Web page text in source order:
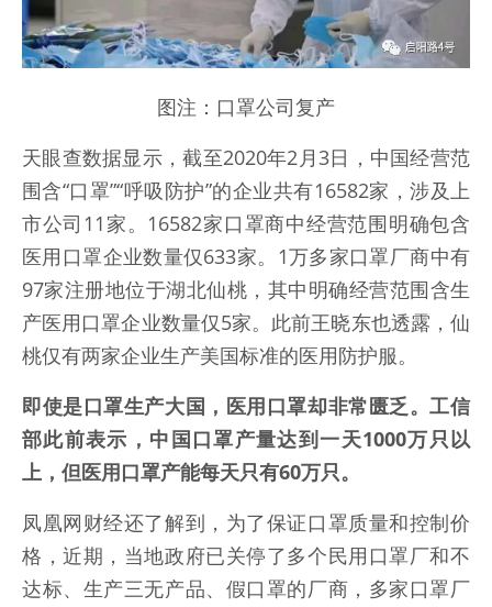
图注：口罩公司复产
天眼查数据显示，截至2020年2月3日，中国经营范
围含“口罩”“呼吸防护”的企业共有16582家，涉及上
市公司11家。16582家口罩商中经营范围明确包含
医用口罩企业数量仅633家。1万多家口罩厂商中有
97家注册地位于湖北仙桃，其中明确经营范围含生
产医用口罩企业数量仅5家。此前王晓东也透露，仙
桃仅有两家企业生产美国标准的医用防护服。
即使是口罩生产大国，医用口罩却非常匮乏。工信
部此前表示，中国口罩产量达到一天1000万只以
上，但医用口罩产能每天只有60万只。
凤凰网财经还了解到，为了保证口罩质量和控制价
格，近期，当地政府已关停了多个民用口罩厂和不
达标、生产三无产品、假口罩的厂商，多家口罩厂